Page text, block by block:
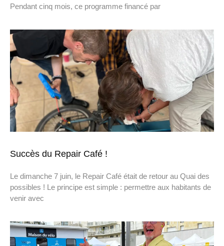
Pendant cinq mois, ce programme financé par
Succès du Repair Café !
Le dimanche 7 juin, le Repair Café était de retour au Quai des
possibles ! Le principe est simple : permettre aux habitants de
venir avec